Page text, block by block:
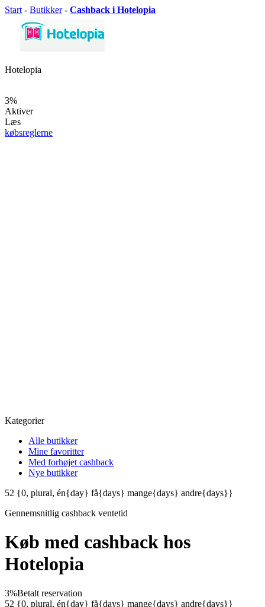
Start - Butikker - Cashback i Hotelopia
Hotelopia
3%
Aktiver
Læs
købsreglerne
Kategorier
Alle butikker
Mine favoritter
Med forhøjet cashback
Nye butikker
52 {0, plural, én{day} få{days} mange{days} andre{days}}
Gennemsnitlig cashback ventetid
Køb med cashback hos
Hotelopia
3%Betalt reservation
52 {0, plural, én{day} få{days} mange{days} andre{days}}